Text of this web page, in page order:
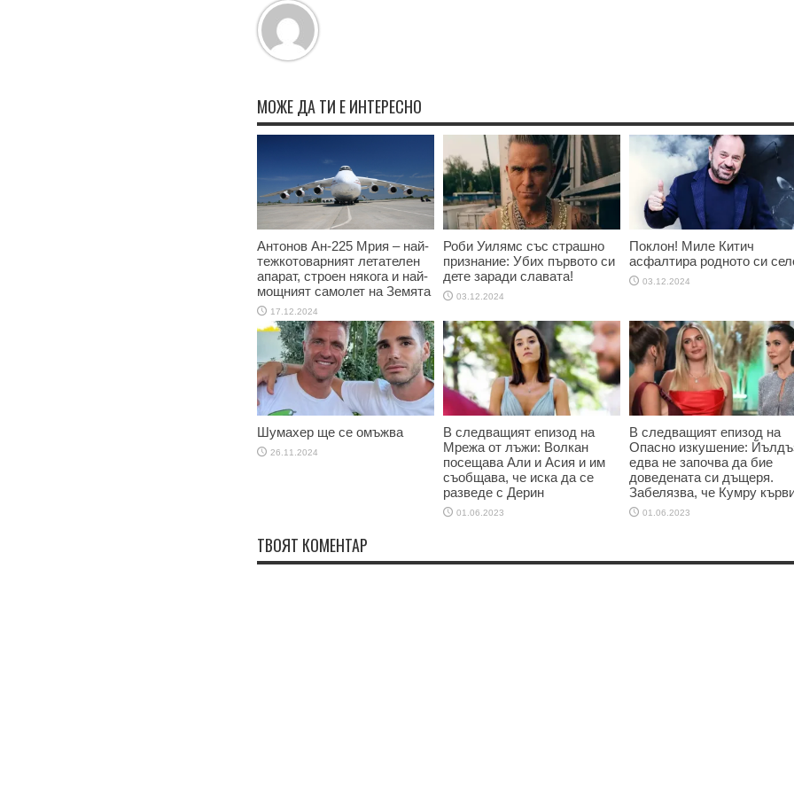
МОЖЕ ДА ТИ Е ИНТЕРЕСНО
Антонов Ан-225 Мрия – най-
тежкотоварният летателен
апарат, строен някога и най-
мощният самолет на Земята
17.12.2024
Роби Уилямс със страшно
признание: Убих първото си
дете заради славата!
03.12.2024
Поклон! Миле Китич
асфалтира родното си
03.12.2024
Шумахер ще се омъжва
26.11.2024
В следващият епизод на
Мрежа от лъжи: Волкан
посещава Али и Асия и им
съобщава, че иска да се
разведе с Дерин
01.06.2023
В следващият епизод на
Опасно изкушение:
едва не започва да бие
доведената си дъщеря.
Забелязва, че Кумру
01.06.2023
ТВОЯТ КОМЕНТАР